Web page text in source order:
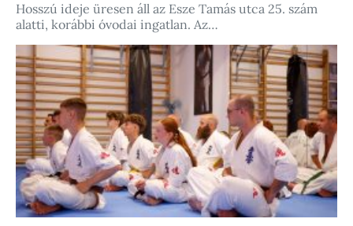
Hosszú ideje üresen áll az Esze Tamás utca 25. szám
alatti, korábbi óvodai ingatlan. Az…